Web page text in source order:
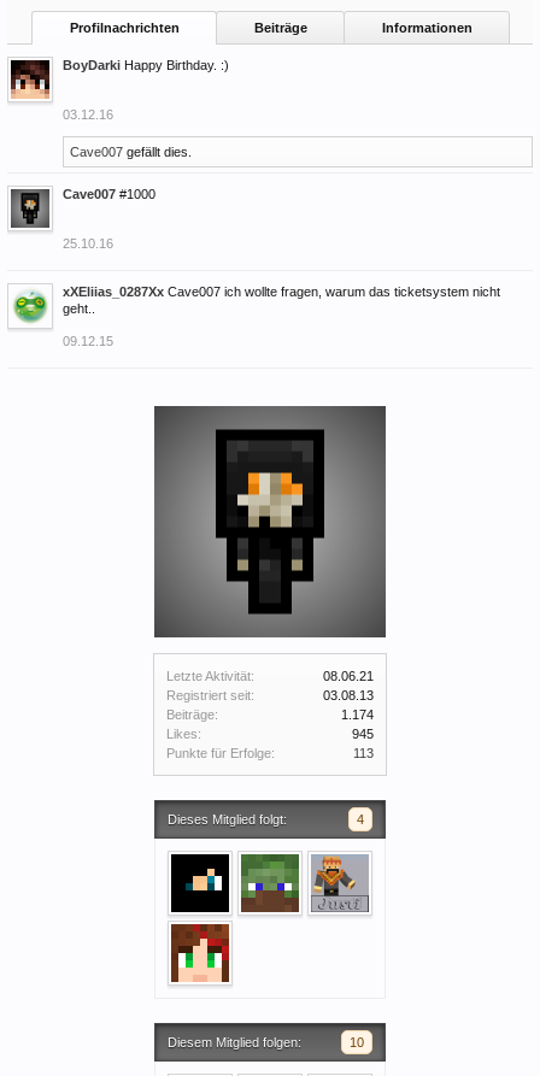
Letzte Aktivität:
08.06.21
Registriert seit:
03.08.13
Beiträge:
1.174
Likes:
945
Punkte für Erfolge:
113
Dieses Mitglied folgt: 4
Diesem Mitglied folgen: 10
Profilnachrichten Beiträge Informationen
BoyDarki Happy Birthday. :)
03.12.16
Cave007 gefällt dies.
Cave007 #1000
25.10.16
xXEliias_0287Xx Cave007 ich wollte fragen, warum das ticketsystem nicht
geht..
09.12.15